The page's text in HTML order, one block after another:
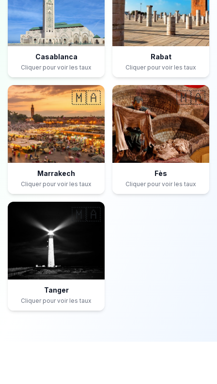
Casablanca
Cliquer pour voir les taux
Rabat
Cliquer pour voir les taux
🇲🇦
Marrakech
Cliquer pour voir les taux
🇲🇦
Fès
Cliquer pour voir les taux
🇲🇦
Tanger
Cliquer pour voir les taux